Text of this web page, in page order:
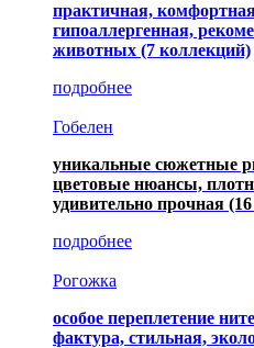
практичная,
гипоаллергенная,
животных (7 коллекций)
подробнее
Гобелен
уникальные сюжетные
цветовые нюансы,
удивительно прочная
подробнее
Рогожка
особое переплетение
фактура, стильная,